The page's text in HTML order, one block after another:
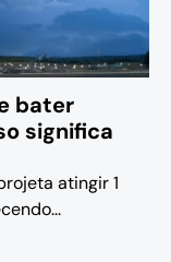
bater
significa
atingir 1